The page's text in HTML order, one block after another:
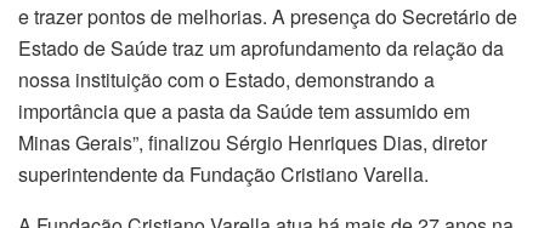
e trazer pontos de melhorias. A presença do Secretário de
Estado de Saúde traz um aprofundamento da relação da
nossa instituição com o Estado, demonstrando a
importância que a pasta da Saúde tem assumido em
Minas Gerais”, finalizou Sérgio Henriques Dias, diretor
superintendente da Fundação Cristiano Varella.